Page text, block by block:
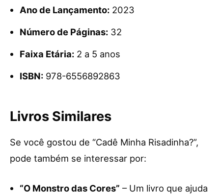
Ano de Lançamento: 2023
Número de Páginas: 32
Faixa Etária: 2 a 5 anos
ISBN: 978-6556892863
Livros Similares
Se você gostou de “Cadê Minha Risadinha?”,
pode também se interessar por:
“O Monstro das Cores” – Um livro que ajuda